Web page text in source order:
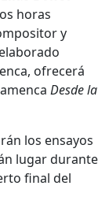
horas
y
ofrecerá
Desde la
los ensayos
lugar durante
final del